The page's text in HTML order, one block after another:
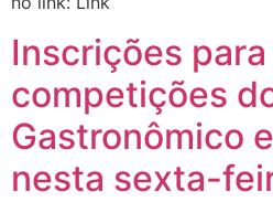
Inscrições para
competições
Gastronômico
nesta sexta-